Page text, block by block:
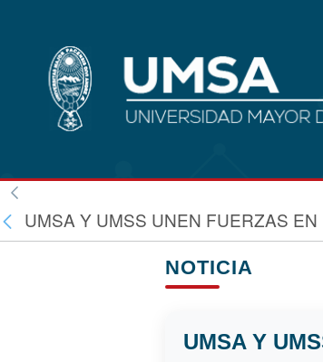
UMSA Y UMSS UNEN FUERZAS
NOTICIA
UMSA Y